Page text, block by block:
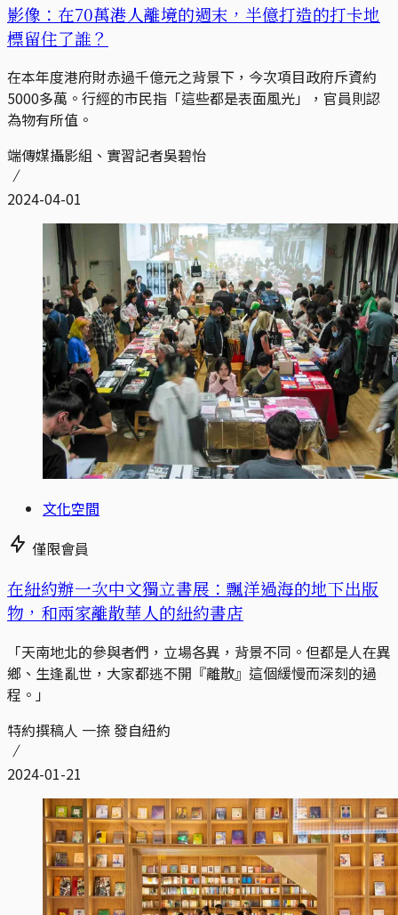
影像：在70萬港人離境的週末，半億打造的打卡地
標留住了誰？
在本年度港府財赤過千億元之背景下，今次項目政府斥資約
5000多萬。行經的市民指「這些都是表面風光」，官員則認
為物有所值。
端傳媒攝影組、實習記者吳碧怡
2024-04-01
文化空間
僅限會員
在紐約辦一次中文獨立書展：飄洋過海的地下出版
物，和兩家離散華人的紐約書店
「天南地北的參與者們，立場各異，背景不同。但都是人在異
鄉、生逢亂世，大家都逃不開『離散』這個緩慢而深刻的過
程。」
特約撰稿人 一捺 發自紐約
2024-01-21